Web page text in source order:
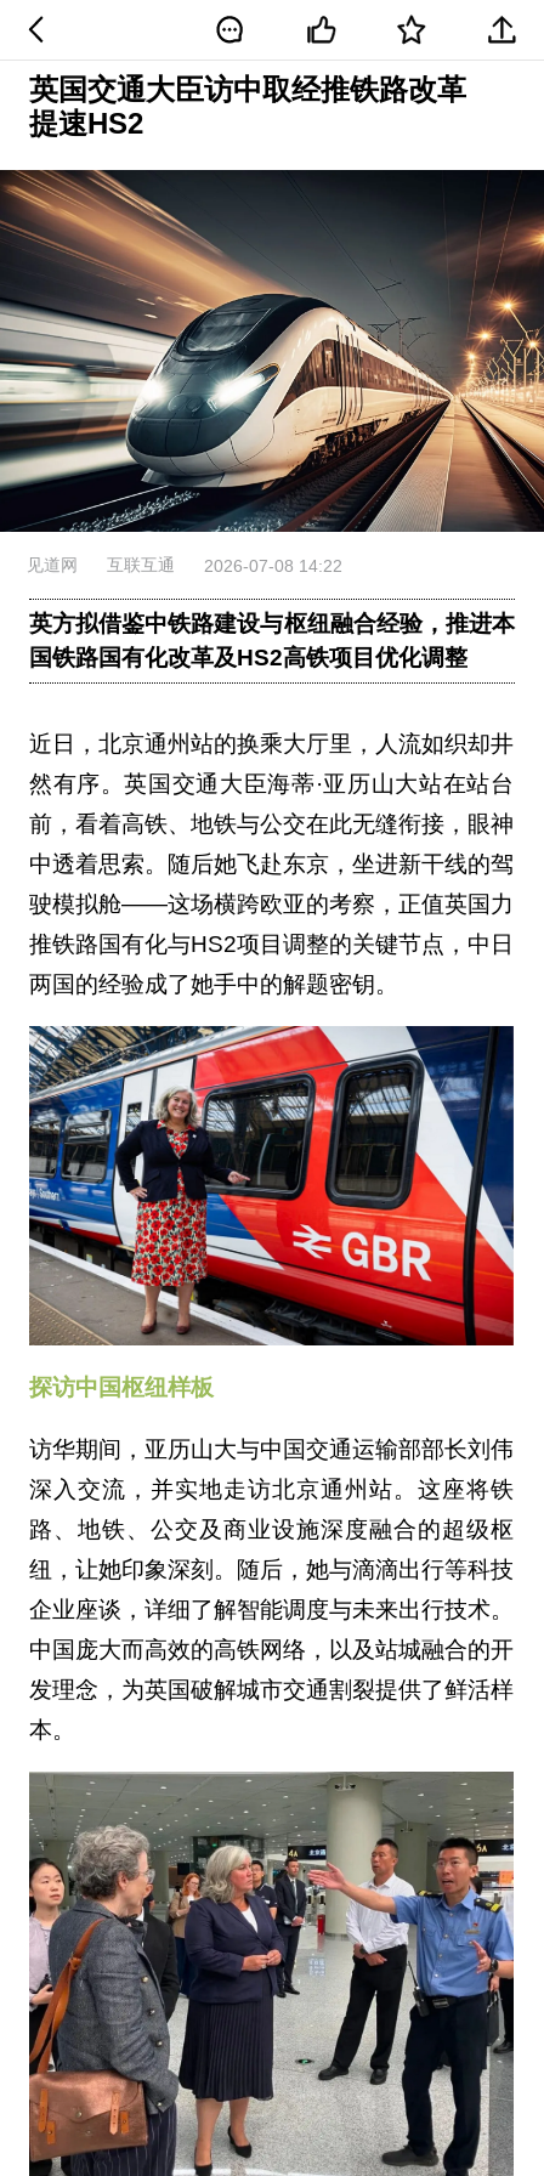
英国交通大臣访中取经推铁路改革
提速HS2
见道网 互联互通 2026-07-08 14:22
英方拟借鉴中铁路建设与枢纽融合经验，推进本
国铁路国有化改革及HS2高铁项目优化调整
近日，北京通州站的换乘大厅里，人流如织却井
然有序。英国交通大臣海蒂·亚历山大站在站台
前，看着高铁、地铁与公交在此无缝衔接，眼神
中透着思索。随后她飞赴东京，坐进新干线的驾
驶模拟舱——这场横跨欧亚的考察，正值英国力
推铁路国有化与HS2项目调整的关键节点，中日
两国的经验成了她手中的解题密钥。
探访中国枢纽样板
访华期间，亚历山大与中国交通运输部部长刘伟
深入交流，并实地走访北京通州站。这座将铁
路、地铁、公交及商业设施深度融合的超级枢
纽，让她印象深刻。随后，她与滴滴出行等科技
企业座谈，详细了解智能调度与未来出行技术。
中国庞大而高效的高铁网络，以及站城融合的开
发理念，为英国破解城市交通割裂提供了鲜活样
本。